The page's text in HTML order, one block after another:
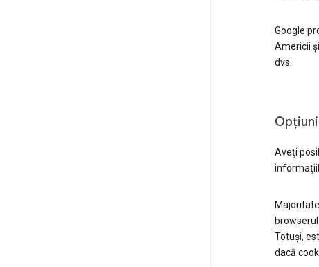
Google
Americii
dvs.
Opţiuni
Aveţi
Totuşi,
dacă